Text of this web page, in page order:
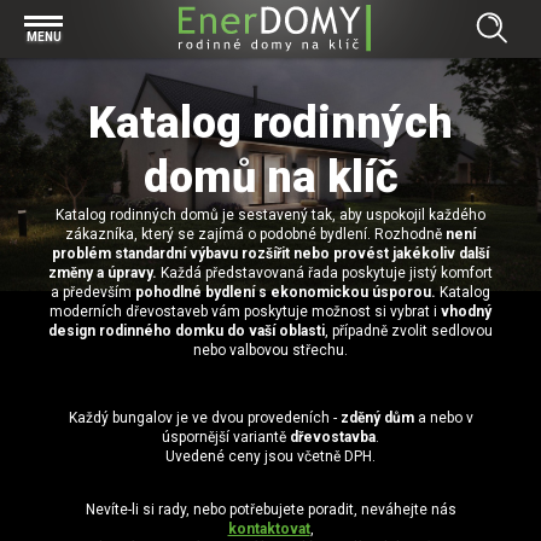
MENU
Prohlížet vše v kategorii Bungalovy
Concept
Exclusive
Effective
Economy
Prohlížet vše v kategorii Projekty
Individuální projekty
Typové řešení
Prohlížet vše v kategorii Technologie
Základová deska
Technologie domu
Zděné domy na klíč
Dřevostavby
Prohlížet vše v kategorii Kontakt
Pracovní pozice
Bezpečnost a ochrana osobních údajů
Prohlížet vše v kategorii Magazín
Financování výstavby rodinného domu
Bungalov, nebo patrový dům? Každý má svá pro a proti
Přízemní rodinné domy
RD Dobrovice
RD Zhoř u Jihlavy
Prohlížet vše v kategorii Reference
Video EnerDOMY s.r.o.
Katalog rodinných
domů na klíč
Katalog rodinných domů je sestavený tak, aby uspokojil každého
zákazníka, který se zajímá o podobné bydlení. Rozhodně není
problém standardní výbavu rozšířit nebo provést jakékoliv další
změny a úpravy. Každá představovaná řada poskytuje jistý komfort
a předevšímpohodlné bydlení s ekonomickou úsporou. Katalog
moderních dřevostaveb vám poskytuje možnost si vybrat i vhodný
design rodinného domku do vaší oblasti, případně zvolit sedlovou
nebo valbovou střechu.
Každý bungalov je ve dvou provedeních - zděný dům a nebo v
úspornější variantě dřevostavba.
Uvedené ceny jsou včetně DPH.
Nevíte-li si rady, nebo potřebujete poradit, neváhejte nás
kontaktovat,